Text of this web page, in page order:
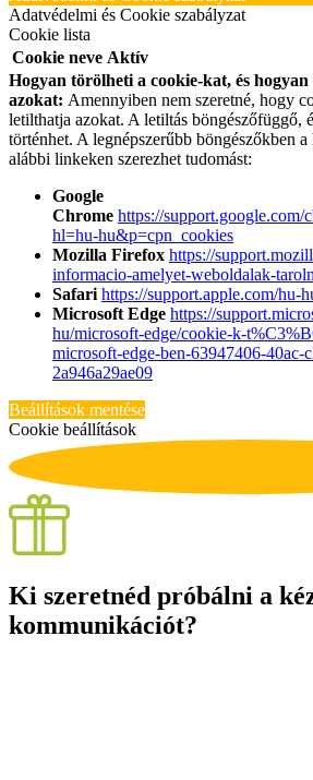
Adatvédelmi és Cookie szabályzat
Cookie lista
Cookie neve Aktív
Hogyan törölheti a cookie-kat, és
azokat: Amennyiben nem szeretné, hogy
letilthatja azokat. A letiltás böngészőfüggő,
történhet. A legnépszerűbb böngészőkben
alábbi linkeken szerezhet tudomást:
Google
Chrome https://support.google.com/
hl=hu-hu&p=cpn_cookies
Mozilla Firefox https://
informacio-amelyet-weboldalak-
Safari https://support.apple.com/hu-
Microsoft Edge https://
hu/microsoft-edge/cookie-k-
microsoft-edge-ben-63947406-40ac-
2a946a29ae09
Beállítások mentése
Cookie beállítások
Ki szeretnéd próbálni a
kommunikációt?